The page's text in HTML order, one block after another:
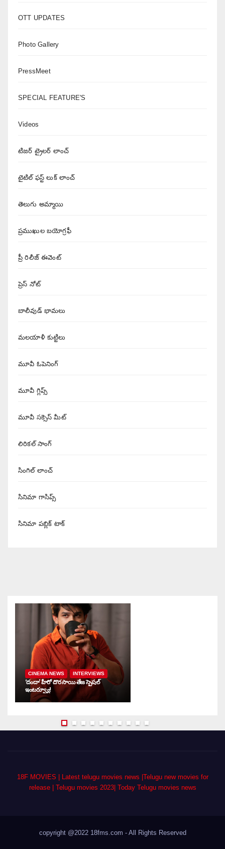
OTT UPDATES
Photo Gallery
PressMeet
SPECIAL FEATURE'S
Videos
టిజర్ ట్రైలర్ లాంచ్
టైటిల్ ఫస్ట్ లుక్ లాంచ్
తెలుగు అమ్మాయి
ప్రముఖుల బయోగ్రఫీ
ప్రీ రిలీజ్ ఈవెంట్
ప్రెస్ నోట్
బాలీవుడ్ భామలు
మలయాళీ కుట్టిలు
మూవీ ఓపెనింగ్
మూవీ గ్లిప్స్
మూవీ సక్సెస్ మీట్
లిరికల్ సాంగ్
సింగిల్ లాంచ్
సినిమా గాసిప్స్
సినిమా పబ్లిక్ టాక్
CINEMA NEWS INTERVIEWS
‘దందా’ హీరో దొర సాయి తేజ స్పెషల్
ఇంటర్వ్యూ!
18F MOVIES | Latest telugu movies news |Telugu new movies for
release | Telugu movies 2023| Today Telugu movies news
copyright @2022 18fms.com - All Rights Reserved